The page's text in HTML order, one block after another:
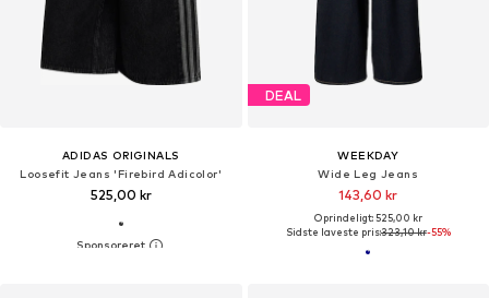
ADIDAS ORIGINALS
Loosefit Jeans 'Firebird Adicolor'
525,00 kr
DEAL
WEEKDAY
Wide Leg Jeans
143,60 kr
Oprindeligt: 525,00 kr
Sidste laveste pris:323,10 kr-55%